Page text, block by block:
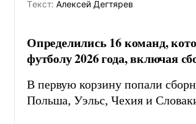
Tекст: Алексей Дегтярев
Определились 16 команд,
футболу 2026 года, включая
В первую корзину попали
Польша, Уэльс, Чехия и